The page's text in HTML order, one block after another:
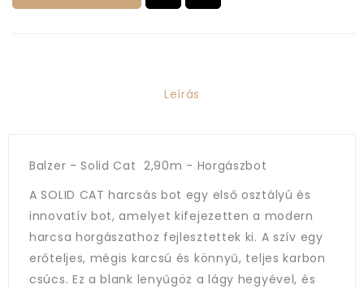
Leírás
Balzer - Solid Cat 2,90m - Horgászbot
A SOLID CAT harcsás bot egy első osztályú és
innovatív bot, amelyet kifejezetten a modern
harcsa horgászathoz fejlesztettek ki. A szív egy
erőteljes, mégis karcsú és könnyű, teljes karbon
csúcs. Ez a blank lenyűgöz a lágy hegyével, és